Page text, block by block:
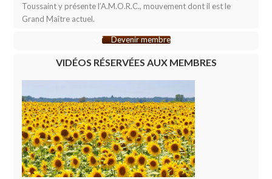
Toussaint y présente l’A.M.O.R.C., mouvement dont il est le
Grand Maître actuel.
Devenir membre
VIDÉOS RÉSERVÉES AUX MEMBRES